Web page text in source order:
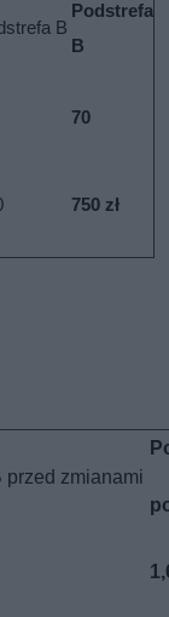
B
Podstrefa
B
70
750 zł
przed zmianami